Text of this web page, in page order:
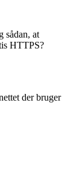
sådan, at
HTTPS?
der bruger